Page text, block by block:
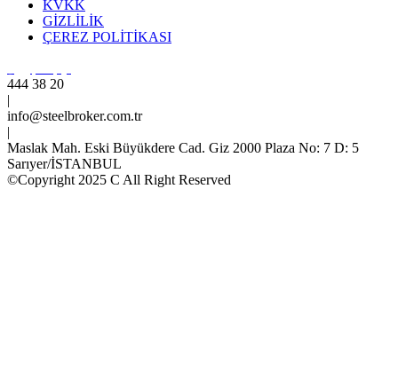
KVKK
GİZLİLİK
ÇEREZ POLİTİKASI
444 38 20
|
info@steelbroker.com.tr
|
Maslak Mah. Eski Büyükdere Cad. Giz 2000 Plaza No: 7 D: 5
Sarıyer/İSTANBUL
©Copyright 2025 C All Right Reserved